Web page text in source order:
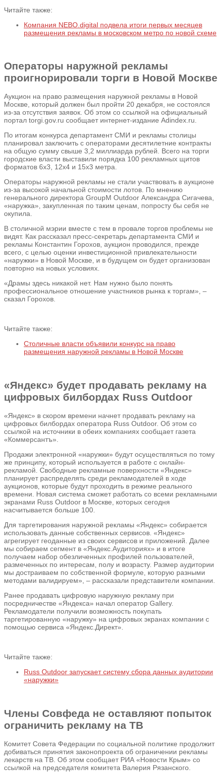
Читайте также:
Компания NEBO.digital подвела итоги первых месяцев
размещения рекламы в московском метро по новой схеме
Операторы наружной рекламы
проигнорировали торги в Новой Москве
Аукцион на право размещения наружной рекламы в Новой
Москве, который должен был пройти 20 декабря, не состоялся
из-за отсутствия заявок. Об этом со ссылкой на официальный
портал torgi.gov.ru сообщает интернет-издание Adindex.ru.
По итогам конкурса департамент СМИ и рекламы столицы
планировал заключить с операторами десятилетние контракты
на общую сумму свыше 3,2 миллиарда рублей. Всего на торги
городские власти выставили порядка 100 рекламных щитов
форматов 6х3, 12х4 и 15х3 метра.
Операторы наружной рекламы не стали участвовать в аукционе
из-за высокой начальной стоимости лотов. По мнению
генерального директора GroupM Outdoor Александра Сигачева,
«наружка», закупленная по таким ценам, попросту бы себя не
окупила.
В столичной мэрии вместе с тем в провале торгов проблемы не
видят. Как рассказал пресс-секретарь департамента СМИ и
рекламы Константин Горохов, аукцион проводился, прежде
всего, с целью оценки инвестиционной привлекательности
«наружки» в Новой Москве, и в будущем он будет организован
повторно на новых условиях.
«Драмы здесь никакой нет. Нам нужно было понять
профессиональное отношение участников рынка к торгам», –
сказал Горохов.
Читайте также:
Столичные власти объявили конкурс на право
размещения наружной рекламы в Новой Москве
«Яндекс» будет продавать рекламу на
цифровых билбордах Russ Outdoor
«Яндекс» в скором времени начнет продавать рекламу на
цифровых билбордах оператора Russ Outdoor. Об этом со
ссылкой на источники в обеих компаниях сообщает газета
«Коммерсантъ».
Продажи электронной «наружки» будут осуществляться по тому
же принципу, который используется в работе с онлайн-
рекламой. Свободные рекламные поверхности «Яндекс»
планирует распределять среди рекламодателей в ходе
аукционов, которые будут проходить в режиме реального
времени. Новая система сможет работать со всеми рекламными
экранами Russ Outdoor в Москве, которых сегодня
насчитывается больше 100.
Для таргетирования наружной рекламы «Яндекс» собирается
использовать данные собственных сервисов. «Яндекс»
агрегирует геоданные из своих сервисов и приложений. Далее
мы собираем сегмент в «Яндекс.Аудиториях» и в итоге
получаем набор обезличенных профилей пользователей,
размеченных по интересам, полу и возрасту. Размер аудитории
мы достраиваем по собственной формуле, которую разными
методами валидируем», – рассказали представители компании.
Ранее продавать цифровую наружную рекламу при
посредничестве «Яндекса» начал оператор Gallery.
Рекламодатели получили возможность покупать
таргетированную «наружку» на цифровых экранах компании с
помощью сервиса «Яндекс.Директ».
Читайте также:
Russ Outdoor запускает систему сбора данных аудитории
«наружки»
Члены Совфеда не оставляют попыток
ограничить рекламу на ТВ
Комитет Совета Федерации по социальной политике продолжит
добиваться принятия законопроекта об ограничении рекламы
лекарств на ТВ. Об этом сообщает РИА «Новости Крым» со
ссылкой на председателя комитета Валерия Рязанского.